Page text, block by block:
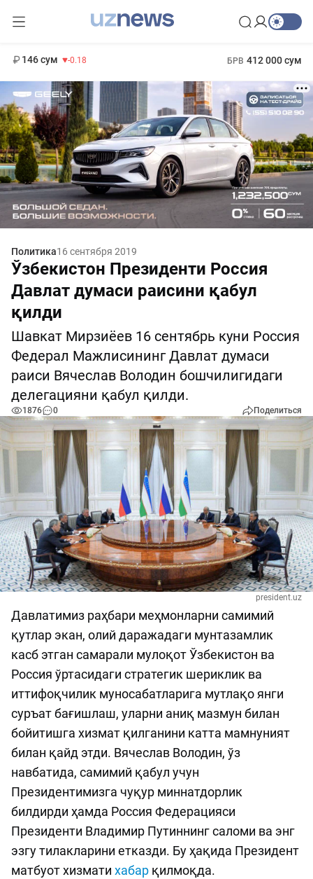
146 сум -0.18 БРВ 412 000 сум
Политика16 сентября 2019
Ўзбекистон Президенти Россия
Давлат думаси раисини қабул
қилди
Шавкат Мирзиёев 16 сентябрь куни Россия
Федерал Мажлисининг Давлат думаси
раиси Вячеслав Володин бошчилигидаги
делегацияни қабул қилди.
1876 0 Поделиться
president.uz
Давлатимиз раҳбари меҳмонларни самимий
қутлар экан, олий даражадаги мунтазамлик
касб этган самарали мулоқот Ўзбекистон ва
Россия ўртасидаги стратегик шериклик ва
иттифоқчилик муносабатларига мутлақо янги
суръат бағишлаш, уларни аниқ мазмун билан
бойитишга хизмат қилганини катта мамнуният
билан қайд этди. Вячеслав Володин, ўз
навбатида, самимий қабул учун
Президентимизга чуқур миннатдорлик
билдирди ҳамда Россия Федерацияси
Президенти Владимир Путиннинг саломи ва энг
эзгу тилакларини етказди. Бу ҳақида Президент
матбуот хизмати хабар қилмоқда.